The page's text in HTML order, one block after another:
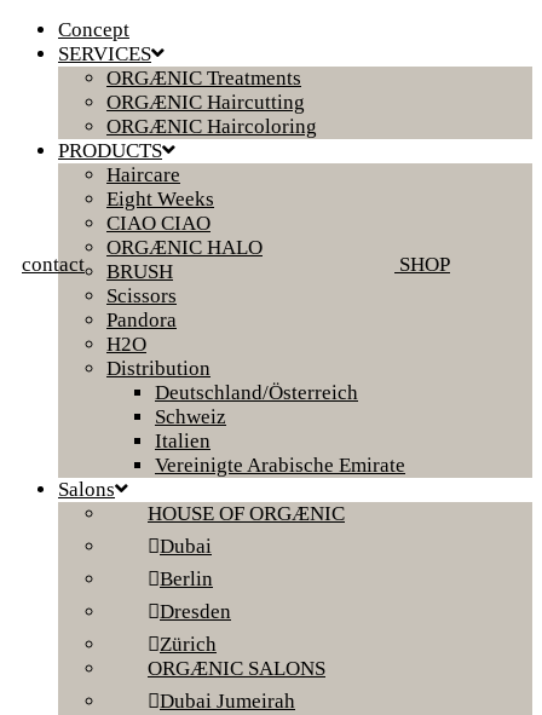
contact SHOP
Concept
SERVICES
ORGÆNIC Treatments
ORGÆNIC Haircutting
ORGÆNIC Haircoloring
PRODUCTS
Haircare
Eight Weeks
CIAO CIAO
ORGÆNIC HALO
BRUSH
Scissors
Pandora
H2O
Distribution
Deutschland/Österreich
Schweiz
Italien
Vereinigte Arabische Emirate
Salons
HOUSE OF ORGÆNIC
Dubai
Berlin
Dresden
Zürich
ORGÆNIC SALONS
Dubai Jumeirah